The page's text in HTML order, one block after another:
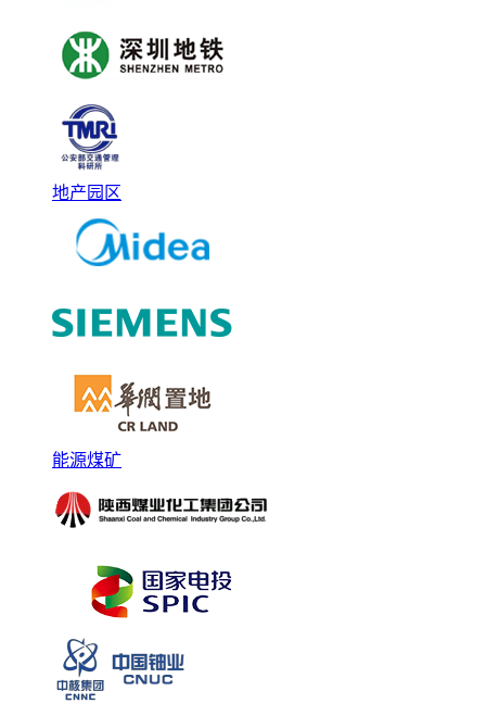
地产园区
能源煤矿